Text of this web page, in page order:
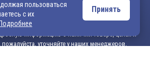
что сайт vek33.ru носит исключительно
и ни при каких условиях не является
информацию о наличии товара, ценах и
уточняйте у наших менеджеров.
пользоваться
с их
Подробнее
Принять